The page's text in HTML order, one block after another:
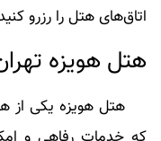
اتاق‌های هتل را رزرو
هتل هویزه